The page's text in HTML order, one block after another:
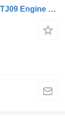
Mesin John Deere 1270E / 1470E 6090HTJ09 Engine Motor